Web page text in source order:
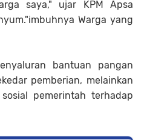
saya," ujar KPM Apsa
Warga yang
bantuan pangan
pemberian, melainkan
pemerintah terhadap